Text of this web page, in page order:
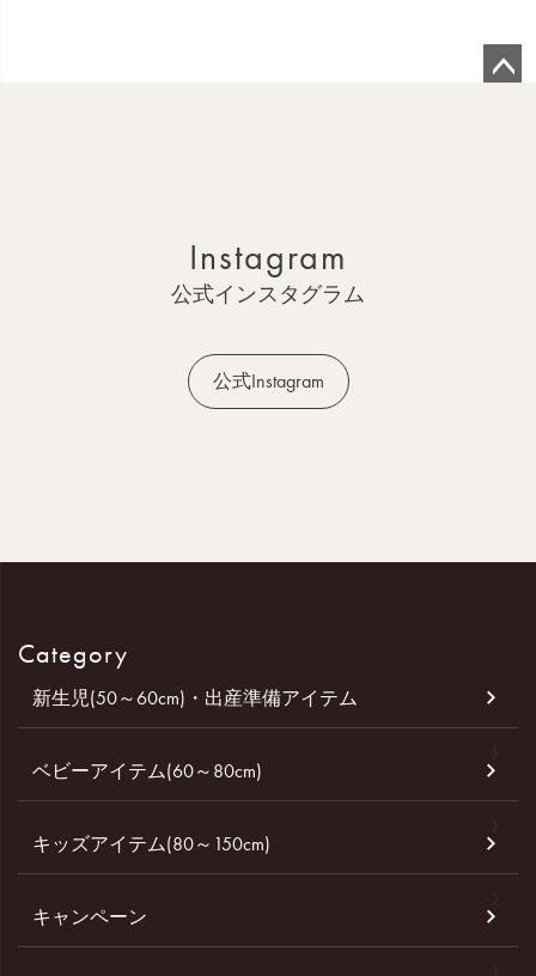
Instagram
公式インスタグラム
公式Instagram
Category
新生児(50～60cm)・出産準備アイテム
ベビーアイテム(60～80cm)
キッズアイテム(80～150cm)
キャンペーン